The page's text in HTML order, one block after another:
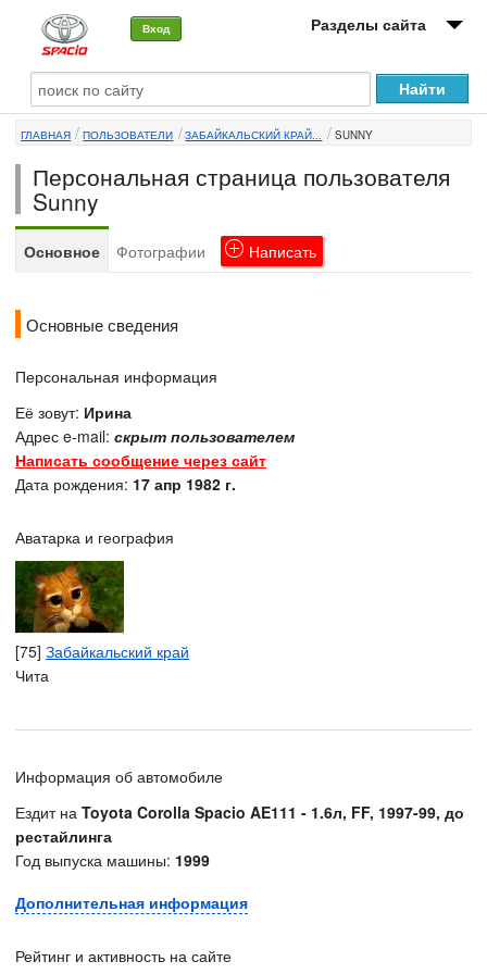
Вход Разделы сайта
О машине
Автоклуб
Форумы
Сервисы и услуги
ГЛАВНАЯ ПОЛЬЗОВАТЕЛИ ЗАБАЙКАЛЬСКИЙ КРАЙ... SUNNY
Персональная страница пользователя
Sunny
Основное Фотографии Написать
Основные сведения
Персональная информация
Её зовут: Ирина
Адрес e-mail: скрыт пользователем
Написать сообщение через сайт
Дата рождения: 17 апр 1982 г.
Аватарка и география
[75] Забайкальский край
Чита
Информация об автомобиле
Ездит на Toyota Corolla Spacio AE111 - 1.6л, FF, 1997-99, до
рестайлинга
Год выпуска машины: 1999
Дополнительная информация
Рейтинг и активность на сайте